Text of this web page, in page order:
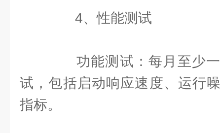
4、性能测试
功能测试：每月至少一
试，包括启动响应速度、运行
指标。